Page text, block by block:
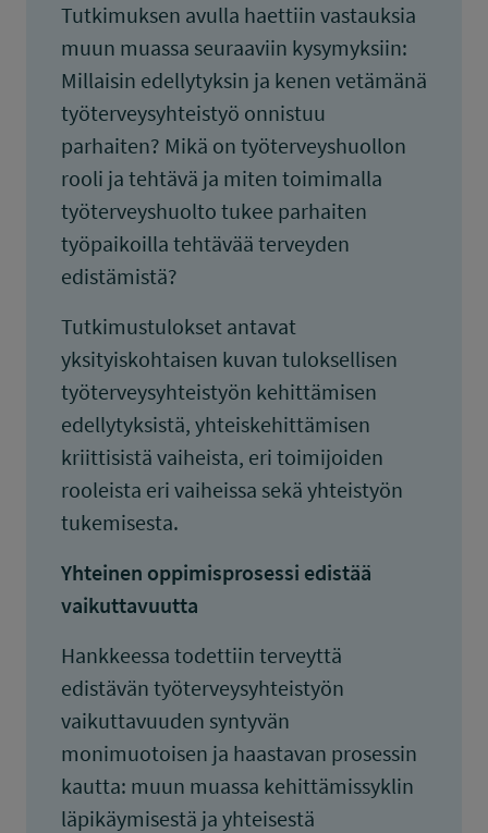
Tutkimuksen avulla haettiin vastauksia
muun muassa seuraaviin kysymyksiin:
Millaisin edellytyksin ja kenen vetämänä
työterveysyhteistyö onnistuu
parhaiten? Mikä on työterveyshuollon
rooli ja tehtävä ja miten toimimalla
työterveyshuolto tukee parhaiten
työpaikoilla tehtävää terveyden
edistämistä?
Tutkimustulokset antavat
yksityiskohtaisen kuvan tuloksellisen
työterveysyhteistyön kehittämisen
edellytyksistä, yhteiskehittämisen
kriittisistä vaiheista, eri toimijoiden
rooleista eri vaiheissa sekä yhteistyön
tukemisesta.
Yhteinen oppimisprosessi edistää
vaikuttavuutta
Hankkeessa todettiin terveyttä
edistävän työterveysyhteistyön
vaikuttavuuden syntyvän
monimuotoisen ja haastavan prosessin
kautta: muun muassa kehittämissyklin
läpikäymisestä ja yhteisestä